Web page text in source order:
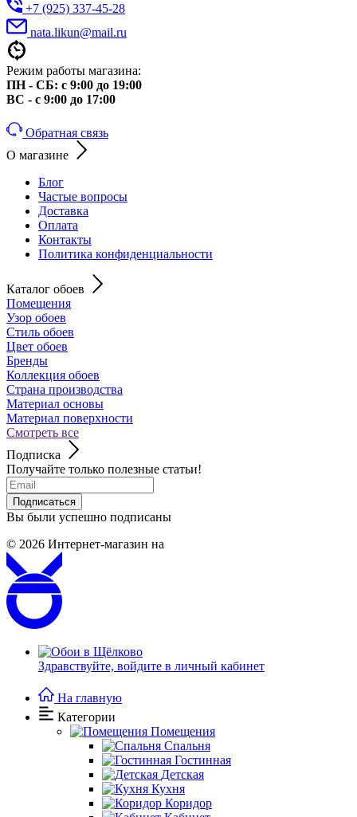
+7 (925) 337-45-28
nata.likun@mail.ru
Режим работы магазина:
ПН - СБ: с 9:00 до 19:00
ВС - с 9:00 до 17:00
Обратная связь
О магазине
Блог
Частые вопросы
Доставка
Оплата
Контакты
Политика конфиденциальности
Каталог обоев
Помещения
Узор обоев
Стиль обоев
Цвет обоев
Бренды
Коллекция обоев
Страна производства
Материал основы
Материал поверхности
Смотреть все
Подписка
Получайте только полезные статьи!
Подписаться
Вы были успешно подписаны
© 2026 Интернет-магазин на
Здравствуйте, войдите в личный кабинет
На главную
Категории
Помещения
Спальня
Гостинная
Детская
Кухня
Коридор